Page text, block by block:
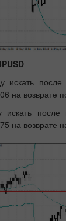
искать
на возврате
искать
на возврате